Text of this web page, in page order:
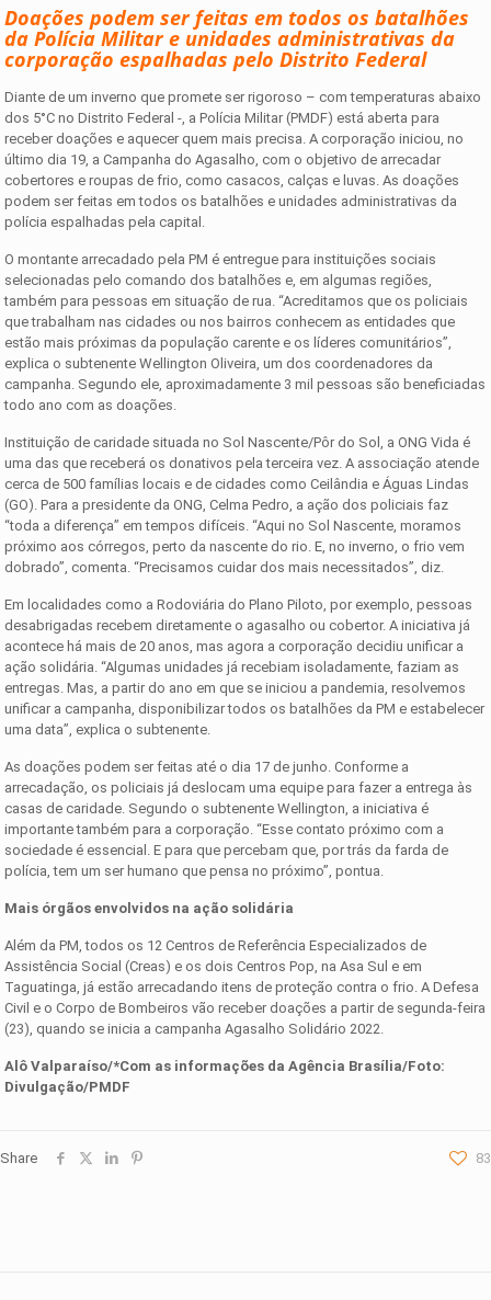
Doações podem ser feitas em todos os batalhões
da Polícia Militar e unidades administrativas da
corporação espalhadas pelo Distrito Federal
Diante de um inverno que promete ser rigoroso – com temperaturas abaixo
dos 5°C no Distrito Federal -, a Polícia Militar (PMDF) está aberta para
receber doações e aquecer quem mais precisa. A corporação iniciou, no
último dia 19, a Campanha do Agasalho, com o objetivo de arrecadar
cobertores e roupas de frio, como casacos, calças e luvas. As doações
podem ser feitas em todos os batalhões e unidades administrativas da
polícia espalhadas pela capital.
O montante arrecadado pela PM é entregue para instituições sociais
selecionadas pelo comando dos batalhões e, em algumas regiões,
também para pessoas em situação de rua. “Acreditamos que os policiais
que trabalham nas cidades ou nos bairros conhecem as entidades que
estão mais próximas da população carente e os líderes comunitários”,
explica o subtenente Wellington Oliveira, um dos coordenadores da
campanha. Segundo ele, aproximadamente 3 mil pessoas são beneficiadas
todo ano com as doações.
Instituição de caridade situada no Sol Nascente/Pôr do Sol, a ONG Vida é
uma das que receberá os donativos pela terceira vez. A associação atende
cerca de 500 famílias locais e de cidades como Ceilândia e Águas Lindas
(GO). Para a presidente da ONG, Celma Pedro, a ação dos policiais faz
“toda a diferença” em tempos difíceis. “Aqui no Sol Nascente, moramos
próximo aos córregos, perto da nascente do rio. E, no inverno, o frio vem
dobrado”, comenta. “Precisamos cuidar dos mais necessitados”, diz.
Em localidades como a Rodoviária do Plano Piloto, por exemplo, pessoas
desabrigadas recebem diretamente o agasalho ou cobertor. A iniciativa já
acontece há mais de 20 anos, mas agora a corporação decidiu unificar a
ação solidária. “Algumas unidades já recebiam isoladamente, faziam as
entregas. Mas, a partir do ano em que se iniciou a pandemia, resolvemos
unificar a campanha, disponibilizar todos os batalhões da PM e estabelecer
uma data”, explica o subtenente.
As doações podem ser feitas até o dia 17 de junho. Conforme a
arrecadação, os policiais já deslocam uma equipe para fazer a entrega às
casas de caridade. Segundo o subtenente Wellington, a iniciativa é
importante também para a corporação. “Esse contato próximo com a
sociedade é essencial. E para que percebam que, por trás da farda de
polícia, tem um ser humano que pensa no próximo”, pontua.
Mais órgãos envolvidos na ação solidária
Além da PM, todos os 12 Centros de Referência Especializados de
Assistência Social (Creas) e os dois Centros Pop, na Asa Sul e em
Taguatinga, já estão arrecadando itens de proteção contra o frio. A Defesa
Civil e o Corpo de Bombeiros vão receber doações a partir de segunda-feira
(23), quando se inicia a campanha Agasalho Solidário 2022.
Alô Valparaíso/*Com as informações da Agência Brasília/Foto:
Divulgação/PMDF
Share 83